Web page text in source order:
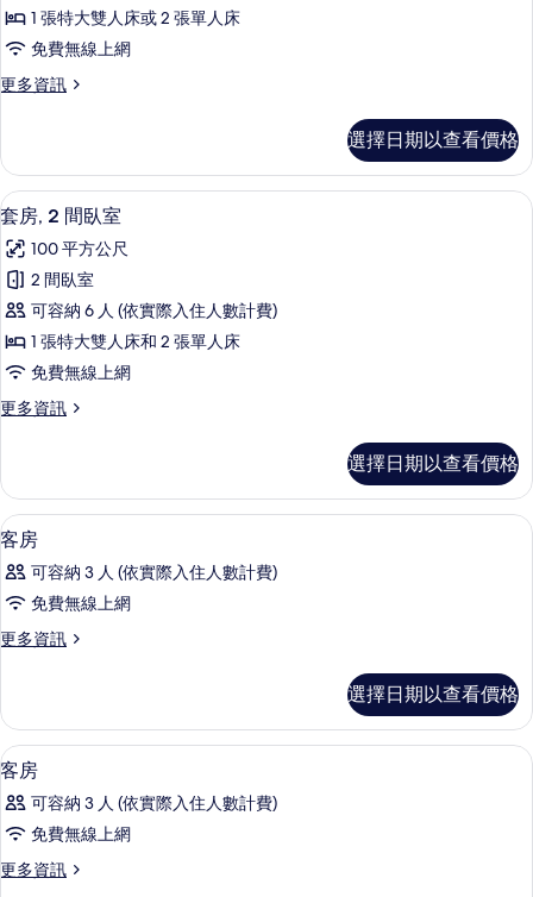
花
園
景
的
所
有
相
片
1 張特大雙人床或 2 張單人床
免費無線上網
更多資訊
更
套
房,
花
景
觀
詳
情
選擇日期以查看價格
顯
示
套
房,
2
間
臥
室
所
有
相
片
迷你吧、客房內保險箱、書桌、筆電
6
套房, 2 間臥室
100 平方公尺
2 間臥室
可容納 6 人 (依實際入住人數計費)
1 張特大雙人床和 2 張單人床
免費無線上網
更多資訊
更
2
間
臥
的
詳
選擇日期以查看價格
顯
示
客
房
的
有
相
片
迷你吧、客房內保險箱、書桌、筆電
5
客房
可容納 3 人 (依實際入住人數計費)
免費無線上網
更多資訊
更
的
詳
情
選擇日期以查看價格
顯
示
客
房
的
迷你吧、客房內保險箱、書桌、筆電
6
客房
可容納 3 人 (依實際入住人數計費)
免費無線上網
更多資訊
更